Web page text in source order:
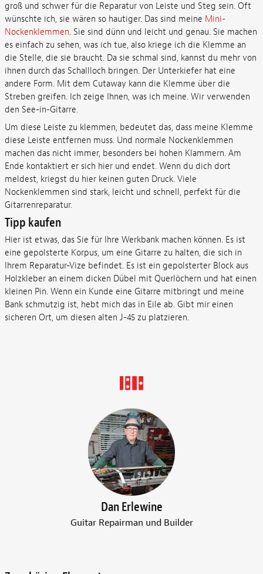
groß und schwer für die Reparatur von Leiste und Steg sein. Oft
wünschte ich, sie wären so hautiger. Das sind meine Mini-
Nockenklemmen. Sie sind dünn und leicht und genau. Sie machen
es einfach zu sehen, was ich tue, also kriege ich die Klemme an
die Stelle, die sie braucht. Da sie schmal sind, kannst du mehr von
ihnen durch das Schallloch bringen. Der Unterkiefer hat eine
andere Form. Mit dem Cutaway kann die Klemme über die
Streben greifen. Ich zeige Ihnen, was ich meine. Wir verwenden
den See-in-Gitarre.
Um diese Leiste zu klemmen, bedeutet das, dass meine Klemme
diese Leiste entfernen muss. Und normale Nockenklemmen
machen das nicht immer, besonders bei hohen Klammern. Am
Ende kontaktiert er sich hier und endet. Wenn du dich dort
meldest, kriegst du hier keinen guten Druck. Viele
Nockenklemmen sind stark, leicht und schnell, perfekt für die
Gitarrenreparatur.
Tipp kaufen
Hier ist etwas, das Sie für Ihre Werkbank machen können. Es ist
eine gepolsterte Korpus, um eine Gitarre zu halten, die sich in
Ihrem Reparatur-Vize befindet. Es ist ein gepolsterter Block aus
Holzkleber an einem dicken Dübel mit Querlöchern und hat einen
kleinen Pin. Wenn ein Kunde eine Gitarre mitbringt und meine
Bank schmutzig ist, hebt mich das in Eile ab. Gibt mir einen
sicheren Ort, um diesen alten J-45 zu platzieren.
Dan Erlewine
Guitar Repairman und Builder